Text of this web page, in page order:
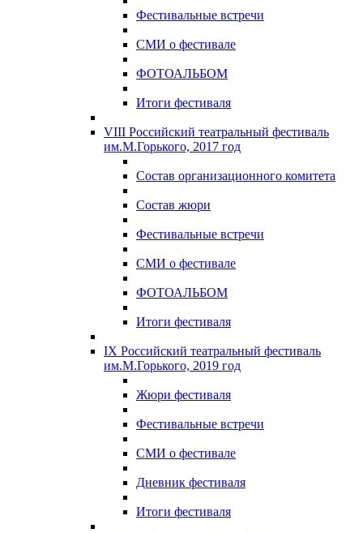
Фестивальные встречи
СМИ о фестивале
ФОТОАЛЬБОМ
Итоги фестиваля
VIII Российский театральный фестиваль
им.М.Горького, 2017 год
Состав организационного комитета
Состав жюри
Фестивальные встречи
СМИ о фестивале
ФОТОАЛЬБОМ
Итоги фестиваля
IX Российский театральный фестиваль
им.М.Горького, 2019 год
Жюри фестиваля
Фестивальные встречи
СМИ о фестивале
Дневник фестиваля
Итоги фестиваля